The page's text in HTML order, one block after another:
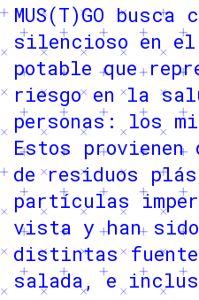
MUS(T)GO
silencioso en el
potable que
riesgo en la
personas: los
Estos provienen
de residuos
partículas
vista y han sido
distintas
salada, e